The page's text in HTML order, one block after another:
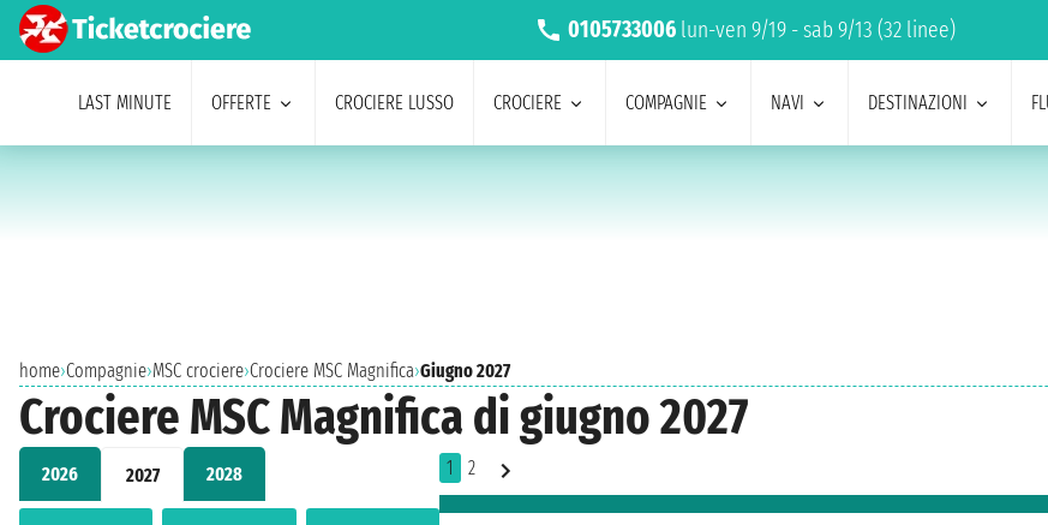
0105733006 lun-ven 9/19 - sab 9/13 (32 linee)
LAST MINUTE OFFERTE CROCIERE LUSSO CROCIERE COMPAGNIE NAVI DESTINAZIONI
home›Compagnie›MSC crociere›Crociere MSC Magnifica›Giugno 2027
Crociere MSC Magnifica di giugno 2027
2026 2027 2028 1 2